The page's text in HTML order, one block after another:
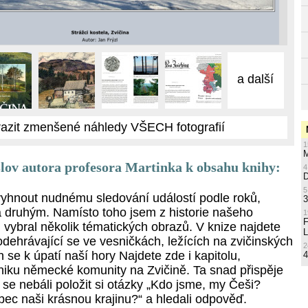
a další
zmenšené náhledy VŠECH fotografií
autora profesora Martinka k obsahu knihy:
nudnému sledování událostí podle roků,
Namísto toho jsem z historie našeho
několik tématických obrazů. V knize najdete
se ve vesničkách, ležících na zvičinských
se k úpatí naší hory Najdete zde i kapitolu,
německé komunity na Zvičině. Ta snad přispěje
nebáli položit si otázky „Kdo jsme, my Češi?
naši krásnou krajinu?“ a hledali odpověď.